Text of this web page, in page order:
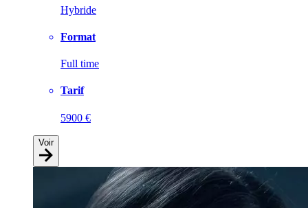
Hybride
Format
Full time
Tarif
5900 €
Voir